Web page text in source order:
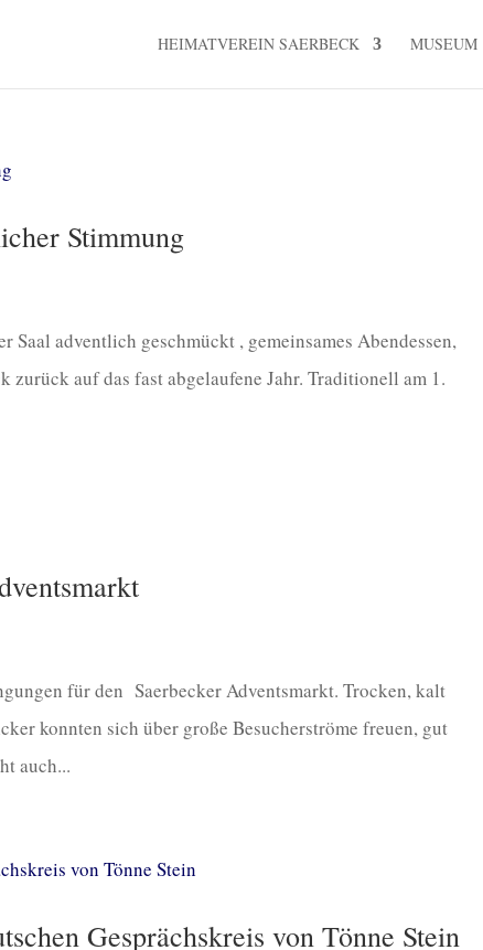
HEIMATVEREIN SAERBECK MUSEUM
Stimmung
adventlich geschmückt , gemeinsames Abendessen,
auf das fast abgelaufene Jahr. Traditionell am 1.
für den Saerbecker Adventsmarkt. Trocken, kalt
konnten sich über große Besucherströme freuen, gut
auch...
Gesprächskreis von Tönne Stein